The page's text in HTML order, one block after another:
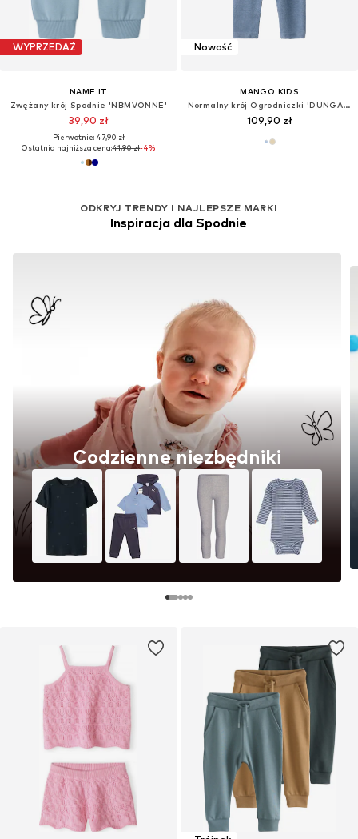
WYPRZEDAŻ
NAME IT
Zwężany krój Spodnie 'NBMVONNE'
39,90 zł
Pierwotnie: 47,90 zł
Ostatnia najniższa cena:41,90 zł-4%
ODKRYJ TRENDY I NAJLEPSZE MARKI
Inspiracja dla Spodnie
Codzienne niezbędniki
Nowość
MANGO KIDS
Normalny krój Ogrodniczki 'DUNGAREES BREST3'
109,90 zł